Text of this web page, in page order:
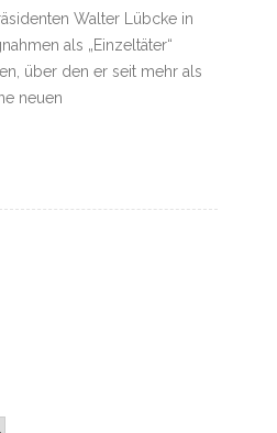
Walter Lübcke in
als „Einzeltäter“
über den er seit mehr als
neuen